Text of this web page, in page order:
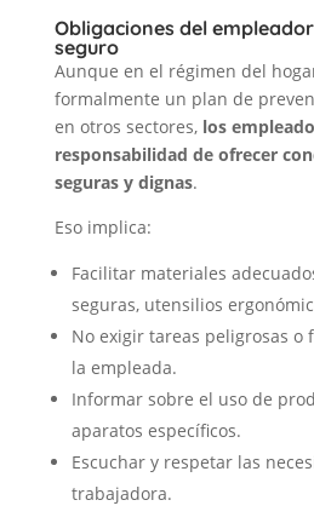
Obligaciones del
seguro
Aunque en el régimen del
formalmente un plan de
en otros sectores, los
responsabilidad de ofrecer
seguras y dignas.
Eso implica:
Facilitar materiales
seguras, utensilios
No exigir tareas peligrosas o
la empleada.
Informar sobre el uso de
aparatos específicos.
Escuchar y respetar las
trabajadora.